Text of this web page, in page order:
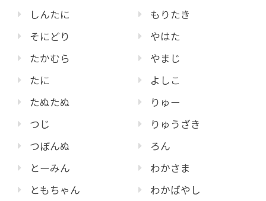
しんたに
そにどり
たかむら
たに
たぬたぬ
つじ
つぼんぬ
とーみん
ともちゃん
もりたき
やはた
やまじ
よしこ
りゅー
りゅうざき
ろん
わかさま
わかばやし